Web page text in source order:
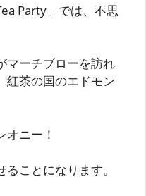
Party」では、不思
マーチブローを訪れ
紅茶の国のエドモン
ニー！
ことになります。